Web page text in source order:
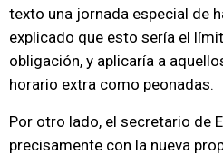
texto una jornada especial de
explicado que esto sería el
obligación, y aplicaría a
horario extra como peonadas.
Por otro lado, el secretario de
precisamente con la nueva